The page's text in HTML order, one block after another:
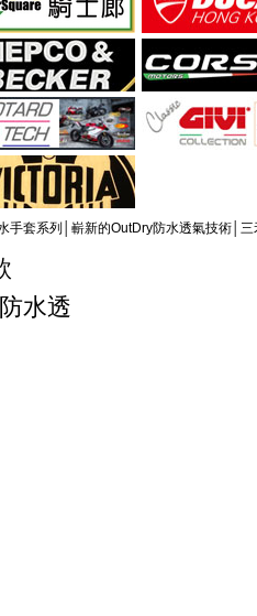
手套系列│嶄新的OutDry防水透氣技術│三
水透